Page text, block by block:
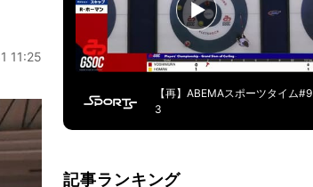
11:25
【再】ABEMAスポーツタイム#9
3
記事ランキング